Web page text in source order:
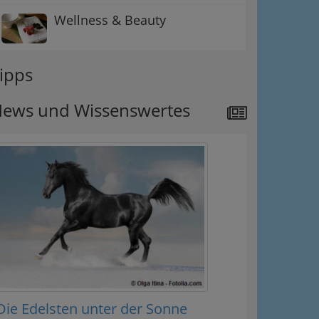
Wellness & Beauty
und Wissenswertes
Edelsten unter der Sonne